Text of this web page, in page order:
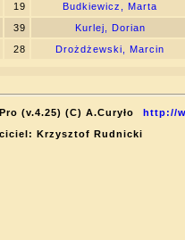
19
Budkiewicz, Marta
39
Kurlej, Dorian
28 Drożdżewski, Marcin
(v.4.25) (C) A.Curyło
http://
Krzysztof Rudnicki